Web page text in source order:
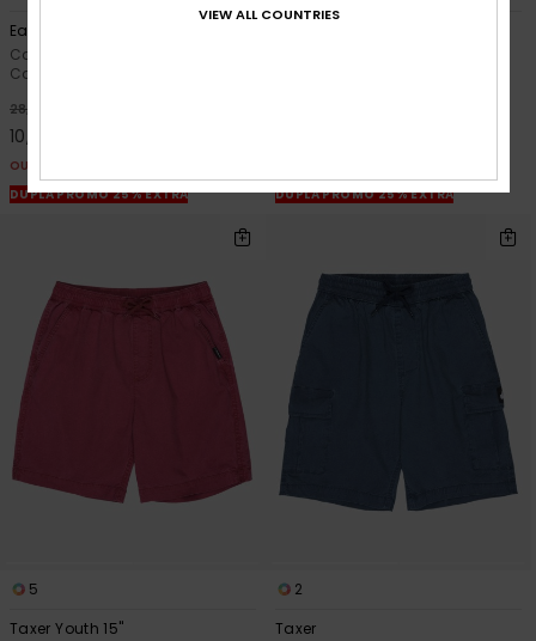
Easy Day
Calções de cintura elástica
Castanho Rapazes 8-16
28,00 €
10,50 €
OUTLET
DUPLA PROMO 25% EXTRA
DUPLA PROMO 25% EXTRA
5
Taxer Youth 15"
2
Taxer
VIEW ALL COUNTRIES